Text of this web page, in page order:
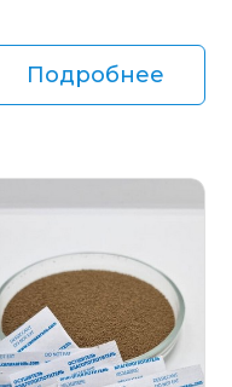
Подробнее